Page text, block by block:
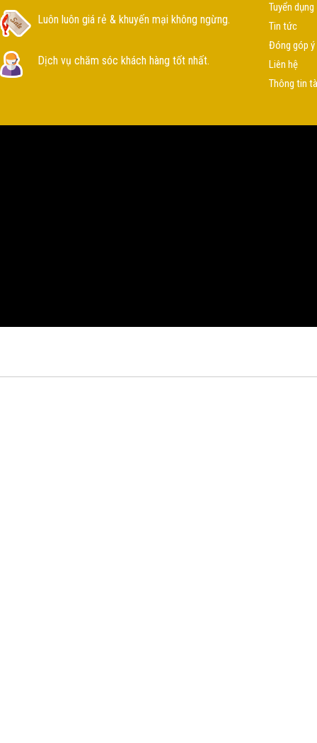
Luôn luôn giá rẻ & khuyến mại không ngừng.
Dịch vụ chăm sóc khách hàng tốt nhất.
Tuyển dụng
Tin tức
Đóng góp ý
Liên hệ
Thông tin